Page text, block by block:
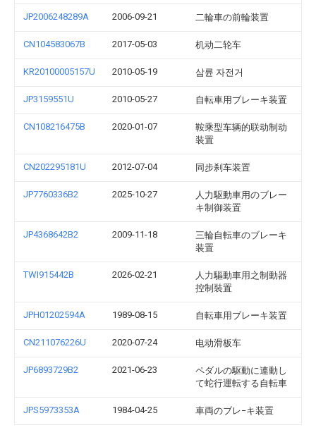
JP2006248289A 2006-09-21 二輪車の前輪装置
CN104583067B 2017-05-03 机动二轮车
KR20100005157U 2010-05-19 삼륜 자전거
JP3159551U 2010-05-27 自転車用ブレーキ装置
CN108216475B 2020-01-07
鞍乘型车辆的联动制动
装置
CN202295181U 2012-07-04 同步刹车装置
JP7760336B2 2025-10-27
人力駆動車用のブレー
キ制御装置
JP4368642B2 2009-11-18
三輪自転車のブレーキ
装置
TWI915442B 2026-02-21
人力驅動車用之制動器
控制裝置
JPH01202594A 1989-08-15 自転車用ブレーキ装置
CN211076226U 2020-07-24 电动滑板车
JP6893729B2 2021-06-23
ペダルの駆動に連動し
て蛇行運転する自転車
JPS5973353A 1984-04-25 車両のブレ−キ装置